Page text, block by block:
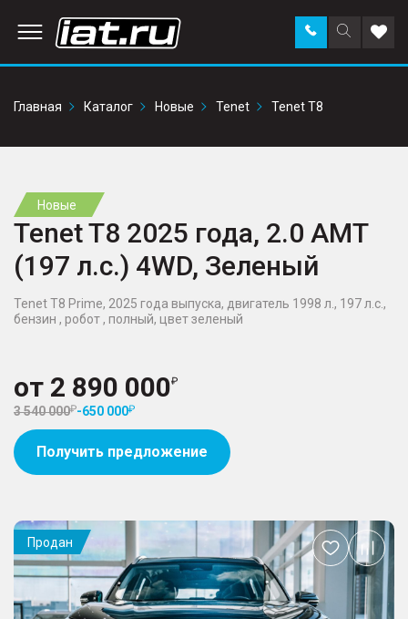
Поиск
по
Заказать
звонок в
Главная
Каталог Новые Tenet Tenet T8
Новые
Tenet T8 2025 года, 2.0 AMT
(197 л.с.) 4WD, Зеленый
Tenet T8 Prime, 2025 года выпуска, двигатель 1998 л., 197 л.с.,
бензин , робот , полный, цвет зеленый
от 2 890 000
3 540 000 -650 000
Получить предложение
Продан
Добавить
в
избранное